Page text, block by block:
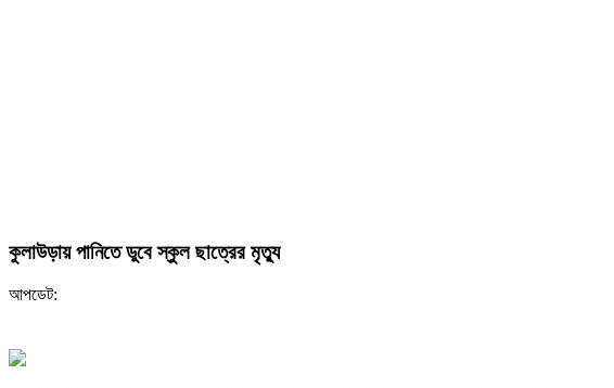
কুলাউড়ায় পানিতে ডুবে স্কুল ছাত্রের মৃত্যু
আপডেট: